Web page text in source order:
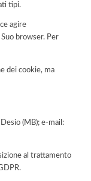
tipi.
agire
browser. Per
dei cookie, ma
(MB); e-mail:
al trattamento